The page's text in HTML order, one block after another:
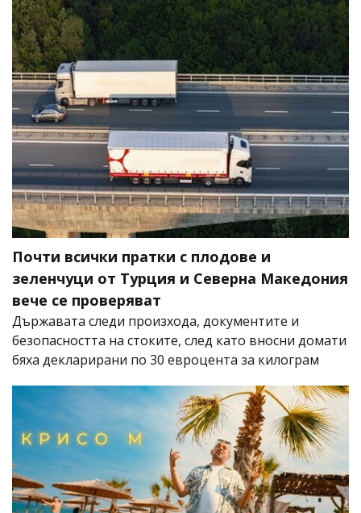
Почти всички пратки с плодове и
зеленчуци от Турция и Северна Македония
вече се проверяват
Държавата следи произхода, документите и
безопасността на стоките, след като вносни домати
бяха декларирани по 30 евроцента за килограм